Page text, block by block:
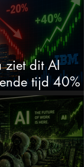
ziet dit AI
tijd 40%